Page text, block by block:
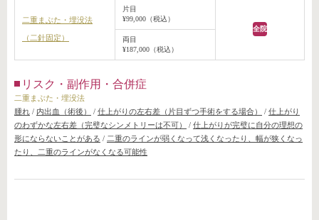
二重まぶた・埋没法
（二針固定）
片目
¥99,000（税込）
全院
両目
¥187,000（税込）
リスク・副作用・合併症
二重まぶた・埋没法
腫れ / 内出血（術後） / 仕上がりの左右差（片目ずつ手術をする場合） / 仕上がり
のわずかな左右差（完璧なシンメトリーは不可）
/ 仕上がりが完璧に自分の理想の
形にならないことがある / 二重のラインが弱くなって浅くなったり、幅が狭くなっ
たり、二重のラインがなくなる可能性